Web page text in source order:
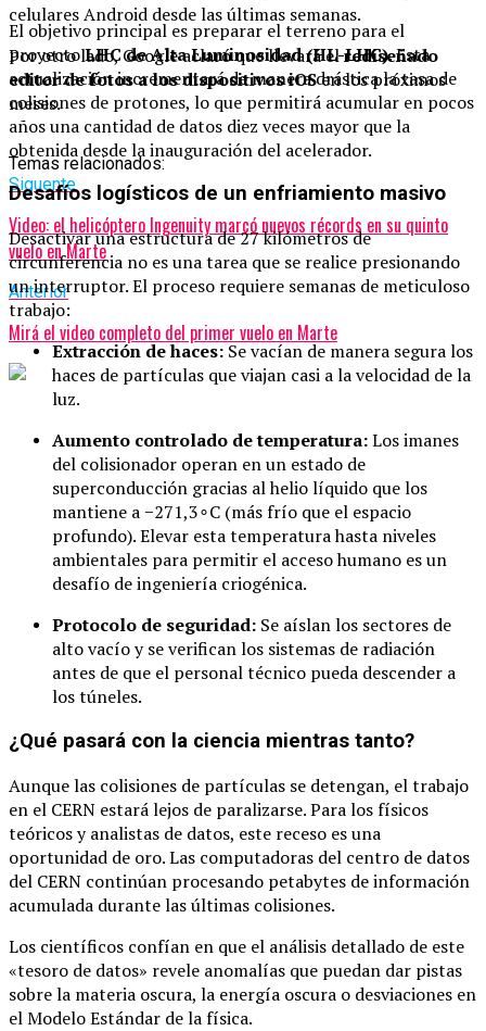
celulares Android desde las últimas semanas.
Por otro lado, Google aclaró que llevará elrediseñado
editor de fotos a los dispositivos iOSen los próximos
meses.
Temas relacionados:
Siguente
Video: el helicóptero Ingenuity marcó nuevos récords en su quinto
vuelo en Marte
Anterior
Mirá el video completo del primer vuelo en Marte
El objetivo principal es preparar el terreno para el
proyectoLHC de Alta Luminosidad (HL-LHC). Esta
actualización incrementará de manera drástica la tasa de
colisiones de protones, lo que permitirá acumular en pocos
años una cantidad de datos diez veces mayor que la
obtenida desde la inauguración del acelerador.
Desafíos logísticos de un enfriamiento masivo
Desactivar una estructura de 27 kilómetros de
circunferencia no es una tarea que se realice presionando
un interruptor. El proceso requiere semanas de meticuloso
trabajo:
Extracción de haces: Se vacían de manera segura los
haces de partículas que viajan casi a la velocidad de la
luz.
Aumento controlado de temperatura:Los imanes
del colisionador operan en un estado de
superconducción gracias al helio líquido que los
mantiene a−271,3∘C (más frío que el espacio
profundo). Elevar esta temperatura hasta niveles
ambientales para permitir el acceso humano es un
desafío de ingeniería criogénica.
Protocolo de seguridad: Se aíslan los sectores de
alto vacío y se verifican los sistemas de radiación
antes de que el personal técnico pueda descender a
los túneles.
¿Qué pasará con la ciencia mientras tanto?
Aunque las colisiones de partículas se detengan, el trabajo
en el CERN estará lejos de paralizarse. Para los físicos
teóricos y analistas de datos, este receso es una
oportunidad de oro. Las computadoras del centro de datos
del CERN continúan procesando petabytes de información
acumulada durante las últimas colisiones.
Los científicos confían en que el análisis detallado de este
«tesoro de datos» revele anomalías que puedan dar pistas
sobre la materia oscura, la energía oscura o desviaciones en
el Modelo Estándar de la física.